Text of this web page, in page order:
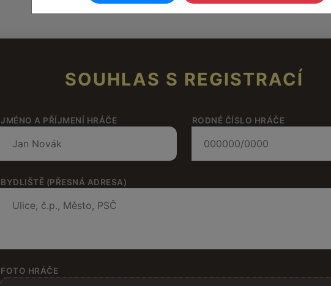
SOUHLAS S REGISTRACÍ
JMÉNO A PŘÍJMENÍ HRÁČE RODNÉ ČÍSLO HRÁČE
BYDLIŠTĚ (PŘESNÁ ADRESA)
FOTO HRÁČE